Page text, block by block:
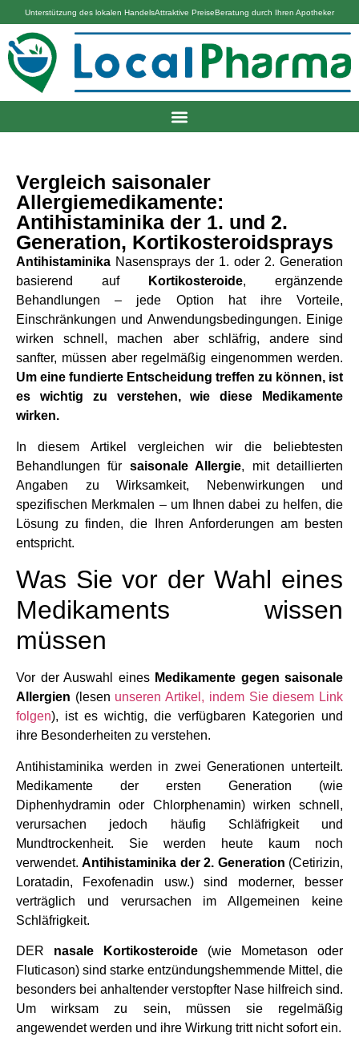
Unterstützung des lokalen HandelsAttraktive PreiseBeratung durch Ihren Apotheker
Vergleich saisonaler
Allergiemedikamente:
Antihistaminika der 1. und 2.
Generation, Kortikosteroidsprays
Antihistaminika Nasensprays der 1. oder 2. Generation
basierend auf
Kortikosteroide, ergänzende
Behandlungen – jede Option hat ihre Vorteile,
Einschränkungen und Anwendungsbedingungen. Einige
wirken schnell, machen aber schläfrig, andere sind
sanfter, müssen aber regelmäßig eingenommen werden.
Um eine fundierte Entscheidung treffen zu können, ist
es wichtig zu verstehen, wie diese Medikamente
wirken.
In diesem Artikel vergleichen wir die beliebtesten
Behandlungen für saisonale Allergie, mit detaillierten
Angaben zu Wirksamkeit, Nebenwirkungen und
spezifischen Merkmalen – um Ihnen dabei zu helfen, die
Lösung zu finden, die Ihren Anforderungen am besten
entspricht.
Was Sie vor der Wahl eines
Medikaments wissen
müssen
Vor der Auswahl eines Medikamente gegen saisonale
Allergien (lesen unseren Artikel, indem Sie diesem Link
folgen), ist es wichtig, die verfügbaren Kategorien und
ihre Besonderheiten zu verstehen.
Antihistaminika werden in zwei Generationen unterteilt.
Medikamente der ersten Generation (wie
Diphenhydramin oder Chlorphenamin) wirken schnell,
verursachen jedoch häufig Schläfrigkeit und
Mundtrockenheit. Sie werden heute kaum noch
verwendet.Antihistaminika der 2. Generation (Cetirizin,
Loratadin, Fexofenadin usw.) sind moderner, besser
verträglich und verursachen im Allgemeinen keine
Schläfrigkeit.
DER nasale Kortikosteroide (wie Mometason oder
Fluticason) sind starke entzündungshemmende Mittel, die
besonders bei anhaltender verstopfter Nase hilfreich sind.
Um wirksam zu sein, müssen sie regelmäßig
angewendet werden und ihre Wirkung tritt nicht sofort ein.